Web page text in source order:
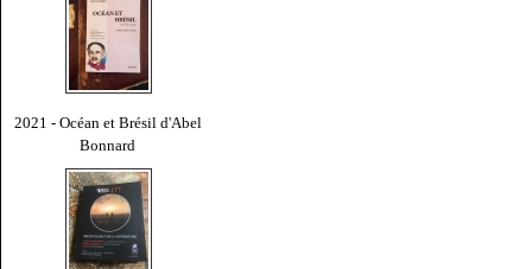
2021 - Océan et Brésil d'Abel
Bonnard